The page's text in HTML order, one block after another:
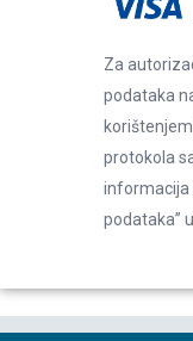
Za
podataka
protokola
informacija
podataka” u